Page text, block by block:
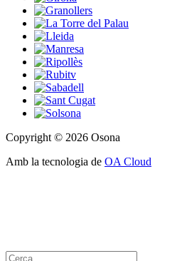
Copyright © 2026 Osona
Amb la tecnologia de OA Cloud